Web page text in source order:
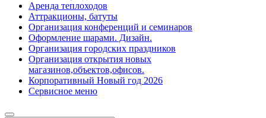
Аренда теплоходов
Аттракционы, батуты
Организация конференций и семинаров
Оформление шарами. Дизайн.
Организация городских праздников
Организация открытия новых
магазинов,объектов,офисов.
Корпоративный Новый год 2026
Сервисное меню